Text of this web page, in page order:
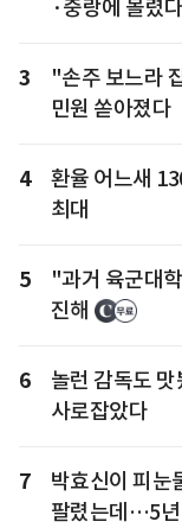
·중랑에 몰렸다
3
"손주 보느라
민원 쏟아졌다
4
환율 어느새
최대
5
"과거 육군대
진해
6
놀런 감독도
사로잡았다
7
박효신이 피눈
팔렸는데…5년